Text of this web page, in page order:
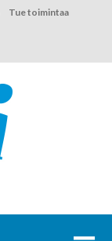
Tue toimintaa